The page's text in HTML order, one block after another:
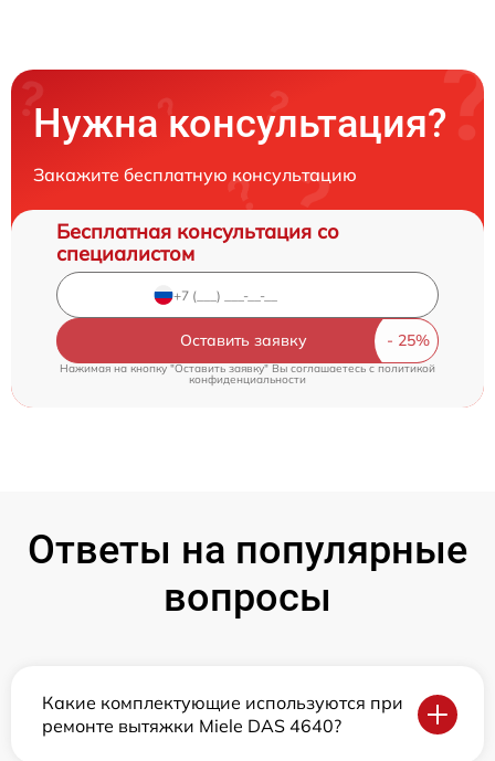
Нужна консультация?
Закажите бесплатную консультацию
Бесплатная консультация со
специалистом
Оставить заявку
Нажимая на кнопку "Оставить заявку" Вы соглашаетесь c политикой
конфиденциальности
Ответы на популярные
вопросы
Какие комплектующие используются при
ремонте вытяжки Miele DAS 4640?